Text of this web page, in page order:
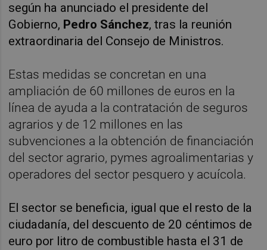
según ha anunciado el presidente del
Gobierno, Pedro Sánchez, tras la reunión
extraordinaria del Consejo de Ministros.
Estas medidas se concretan en una
ampliación de 60 millones de euros en la
línea de ayuda a la contratación de seguros
agrarios y de 12 millones en las
subvenciones a la obtención de financiación
del sector agrario, pymes agroalimentarias y
operadores del sector pesquero y acuícola.
El sector se beneficia, igual que el resto de la
ciudadanía, del descuento de 20 céntimos de
euro por litro de combustible hasta el 31 de